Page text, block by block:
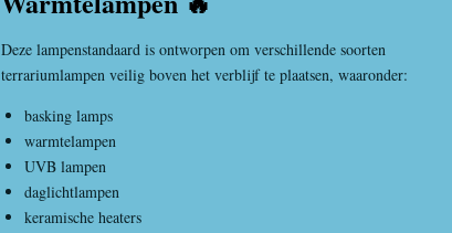
Deze lampenstandaard is ontworpen om verschillende soorten
terrariumlampen veilig boven het verblijf te plaatsen, waaronder:
basking lamps
warmtelampen
UVB lampen
daglichtlampen
keramische heaters